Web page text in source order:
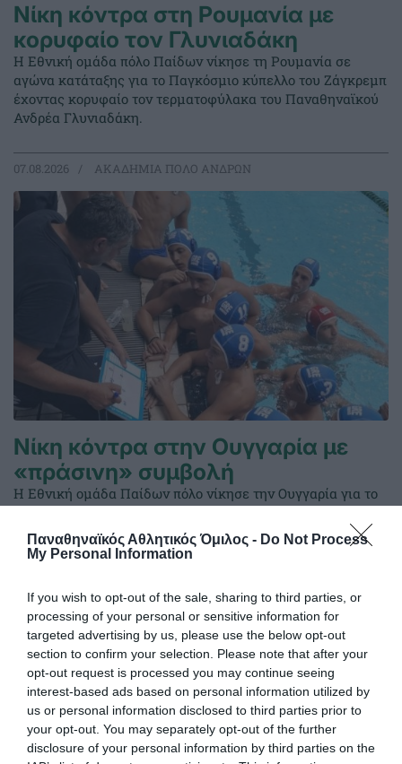
Παναθηναϊκός Αθλητικός Όμιλος - Do Not Process
My Personal Information
If you wish to opt-out of the sale, sharing to third parties, or
processing of your personal or sensitive information for
targeted advertising by us, please use the below opt-out
section to confirm your selection. Please note that after your
opt-out request is processed you may continue seeing
interest-based ads based on personal information utilized by
us or personal information disclosed to third parties prior to
your opt-out. You may separately opt-out of the further
disclosure of your personal information by third parties on the
Νίκη κόντρα στη Ρουμανία με
κορυφαίο τον Γλυνιαδάκη
Η Εθνική ομάδα πόλο Παίδων νίκησε τη Ρουμανία σε
αγώνα κατάταξης για το Παγκόσμιο κύπελλο του Ζάγκρεμπ
έχοντας κορυφαίο τον τερματοφύλακα του Παναθηναϊκού
Ανδρέα Γλυνιαδάκη.
07.08.2026 ΑΚΑΔΗΜΙΑ ΠΟΛΟ ΑΝΔΡΩΝ
Νίκη κόντρα στην Ουγγαρία με
«πράσινη» συμβολή
Η Εθνική ομάδα Παίδων πόλο νίκησε την Ουγγαρία για το
Παναθηναϊκού στη σύνθεσή της αλλά έμεινε εκτός
οκτάδας.
06.08.2026 ΑΚΑΔΗΜΙΑ ΠΟΛΟ ΑΝΔΡΩΝ